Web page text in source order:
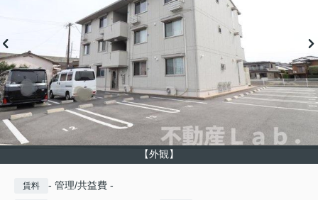
【外観】
賃料 - 管理/共益費 -